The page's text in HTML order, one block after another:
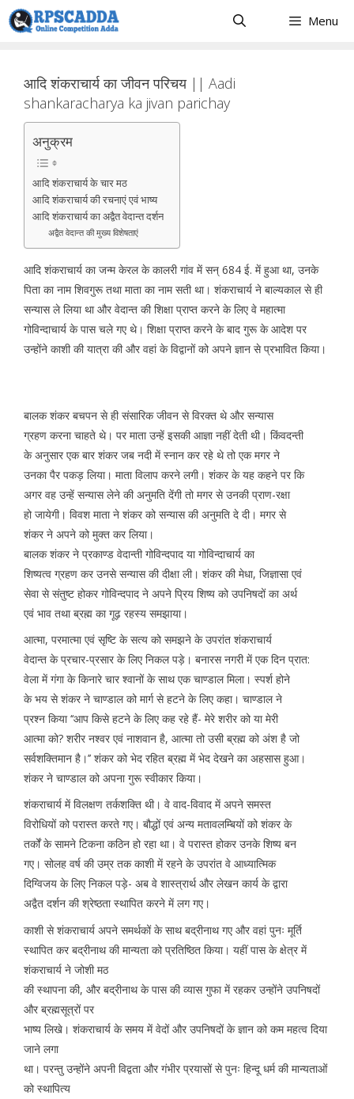
Skip
to
Menu
आदि शंकराचार्य का जीवन परिचय || Aadi
shankaracharya ka jivan parichay
अनुक्रम
आदि शंकराचार्य के चार मठ
आदि शंकराचार्य की रचनाएं एवं भाष्य
आदि शंकराचार्य का अद्वैत वेदान्त दर्शन
अद्वैत वेदान्त की मुख्य विशेषताएं
आदि शंकराचार्य का जन्म केरल के कालरी गांव में सन् 684 ई. में हुआ था, उनके
पिता का नाम शिवगुरू तथा माता का नाम सती था। शंकराचार्य ने बाल्यकाल से ही
सन्यास ले लिया था और वेदान्त की शिक्षा प्राप्त करने के लिए वे महात्मा
गोविन्दाचार्य के पास चले गए थे। शिक्षा प्राप्त करने के बाद गुरू के आदेश पर
उन्होंने काशी की यात्रा की और वहां के विद्वानों को अपने ज्ञान से प्रभावित किया।
बालक शंकर बचपन से ही संसारिक जीवन से विरक्त थे और सन्यास
ग्रहण करना चाहते थे। पर माता उन्हें इसकी आज्ञा नहीं देती थी। किंवदन्ती
के अनुसार एक बार शंकर जब नदी में स्नान कर रहे थे तो एक मगर ने
उनका पैर पकड़ लिया। माता विलाप करने लगी। शंकर के यह कहने पर कि
अगर वह उन्हें सन्यास लेने की अनुमति देंगी तो मगर से उनकी प्राण-रक्षा
हो जायेगी। विवश माता ने शंकर को सन्यास की अनुमति दे दी। मगर से
शंकर ने अपने को मुक्त कर लिया।
बालक शंकर ने प्रकाण्ड वेदान्ती गोविन्दपाद या गोविन्दाचार्य का
शिष्यत्व ग्रहण कर उनसे सन्यास की दीक्षा ली। शंकर की मेधा, जिज्ञासा एवं
सेवा से संतुष्ट होकर गोविन्दपाद ने अपने प्रिय शिष्य को उपनिषदों का अर्थ
एवं भाव तथा ब्रह्म का गूढ़ रहस्य समझाया।
आत्मा, परमात्मा एवं सृष्टि के सत्य को समझने के उपरांत शंकराचार्य
वेदान्त के प्रचार-प्रसार के लिए निकल पड़े। बनारस नगरी में एक दिन प्रात:
वेला में गंगा के किनारे चार श्वानों के साथ एक चाण्डाल मिला। स्पर्श होने
के भय से शंकर ने चाण्डाल को मार्ग से हटने के लिए कहा। चाण्डाल ने
प्रश्न किया ‘‘आप किसे हटने के लिए कह रहे हैं- मेरे शरीर को या मेरी
आत्मा को? शरीर नश्वर एवं नाशवान है, आत्मा तो उसी ब्रह्म को अंश है जो
सर्वशक्तिमान है।’’ शंकर को भेद रहित ब्रह्म में भेद देखने का अहसास हुआ।
शंकर ने चाण्डाल को अपना गुरू स्वीकार किया।
शंकराचार्य में विलक्षण तर्कशक्ति थी। वे वाद-विवाद में अपने समस्त
विरोधियों को परास्त करते गए। बौद्धों एवं अन्य मतावलम्बियों को शंकर के
तर्कों के सामने टिकना कठिन हो रहा था। वे परास्त होकर उनके शिष्य बन
गए। सोलह वर्ष की उम्र तक काशी में रहने के उपरांत वे आध्यात्मिक
दिग्विजय के लिए निकल पड़े- अब वे शास्त्रार्थ और लेखन कार्य के द्वारा
अद्वैत दर्शन की श्रेष्ठता स्थापित करने में लग गए।
काशी से शंकराचार्य अपने समर्थकों के साथ बद्रीनाथ गए और वहां पुनः मूर्ति
स्थापित कर बद्रीनाथ की मान्यता को प्रतिष्ठित किया। यहीं पास के क्षेत्र में
शंकराचार्य ने जोशी मठ
की स्थापना की, और बद्रीनाथ के पास की व्यास गुफा में रहकर उन्होंने उपनिषदों
और ब्रह्मसूत्रों पर
भाष्य लिखे। शंकराचार्य के समय में वेदों और उपनिषदों के ज्ञान को कम महत्व दिया
जाने लगा
था। परन्तु उन्होंने अपनी विद्वता और गंभीर प्रयासों से पुनः हिन्दू धर्म की मान्यताओं
को स्थापित्य